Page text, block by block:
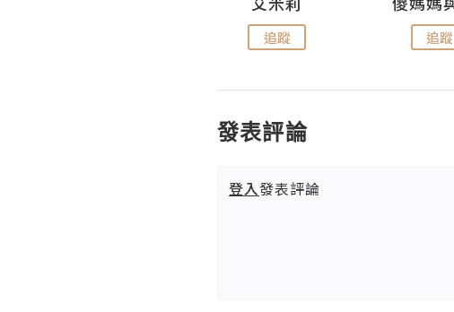
追蹤 追蹤
發表評論
登入發表評論